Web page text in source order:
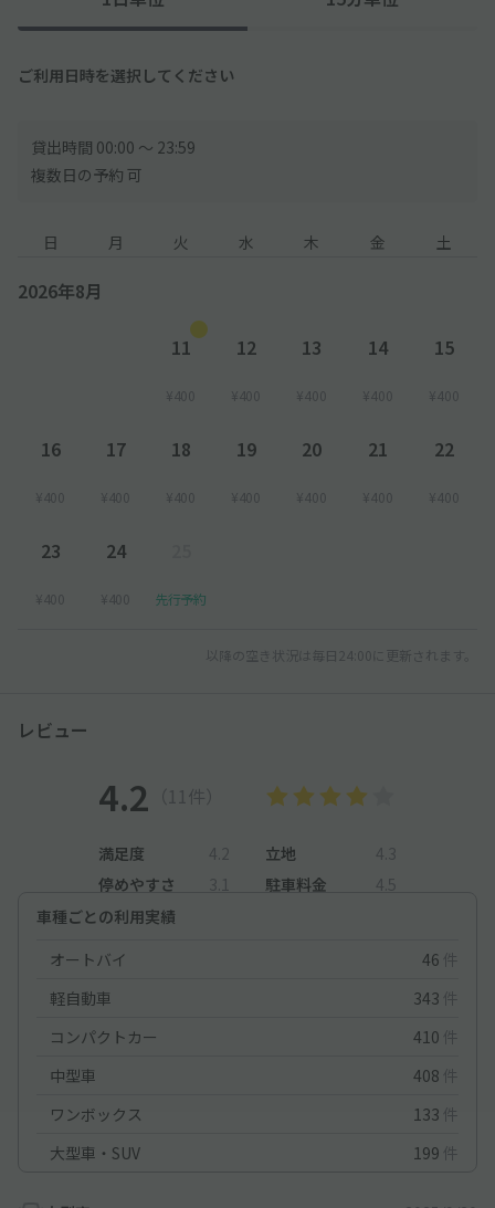
ご利用日時を選択してください
貸出時間 00:00 〜 23:59
複数日の予約 可
日 月 火 水 木 金 土
2026年8月
11
¥400
12
¥400
13
¥400
14
¥400
15
¥400
16
¥400
17
¥400
18
¥400
19
¥400
20
¥400
21
¥400
22
¥400
23
¥400
24
¥400 先行予約
以降の空き状況は毎日24:00に更新されます。
レビュー
4.2 （11件）
満足度 4.2 立地
4.3
停めやすさ
3.1 駐車料金
4.5
車種ごとの利用実績
オートバイ
46 件
軽自動車
343 件
コンパクトカー
410 件
中型車
408 件
ワンボックス
133 件
大型車・SUV
199 件